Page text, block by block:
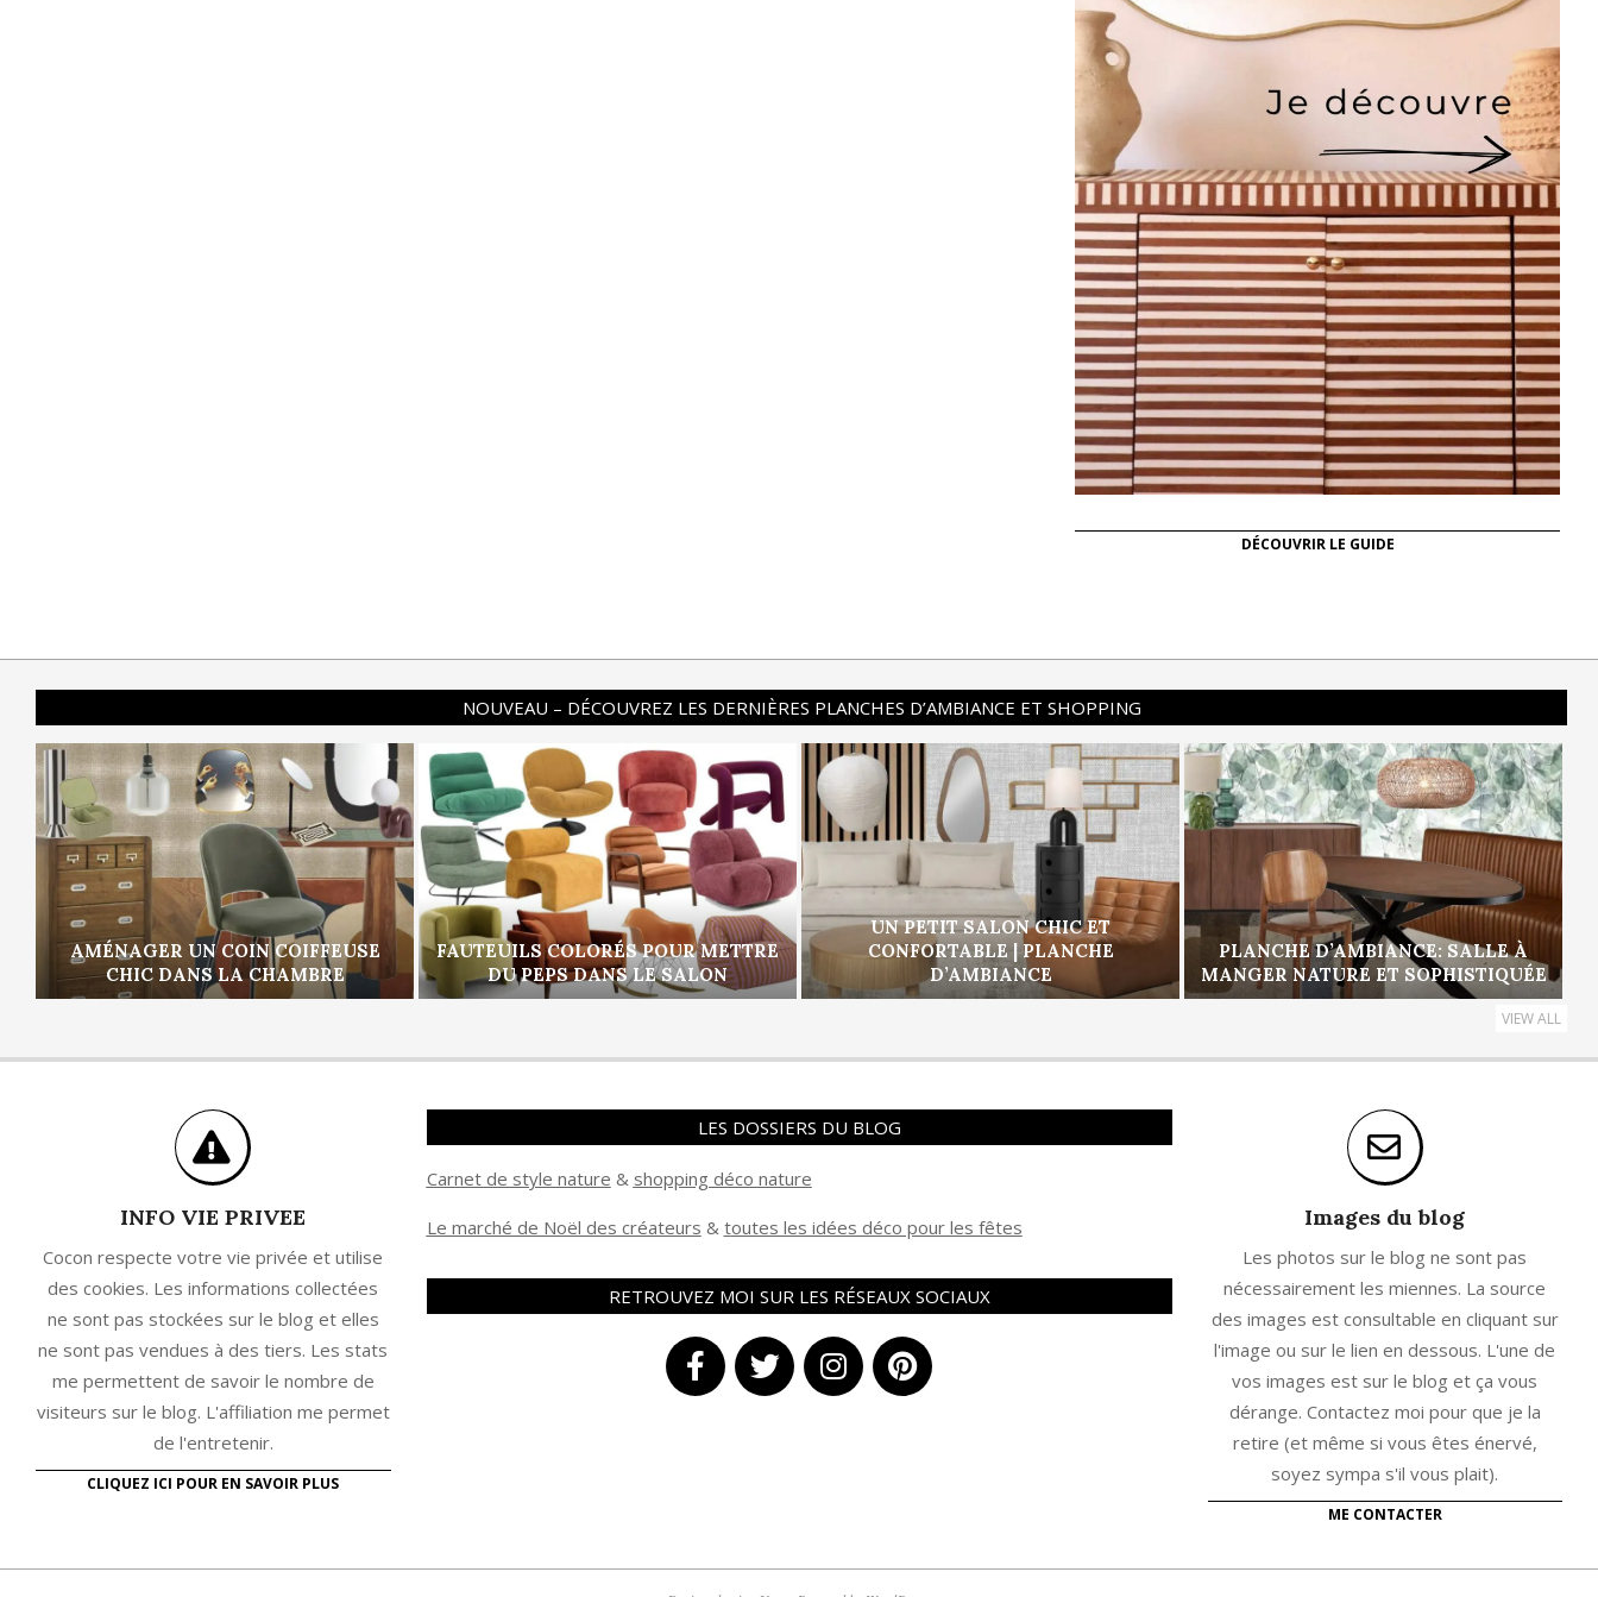
DÉCOUVRIR LE GUIDE
NOUVEAU – DÉCOUVREZ LES DERNIÈRES PLANCHES D’AMBIANCE ET SHOPPING
AMÉNAGER UN COIN COIFFEUSE
CHIC DANS LA CHAMBRE
FAUTEUILS COLORÉS POUR METTRE
DU PEPS DANS LE SALON
UN PETIT SALON CHIC ET
CONFORTABLE | PLANCHE
D’AMBIANCE
PLANCHE D’AMBIANCE: SALLE À
MANGER NATURE ET SOPHISTIQUÉE
VIEW ALL
INFO VIE PRIVEE
Cocon respecte votre vie privée et utilise
des cookies. Les informations collectées
ne sont pas stockées sur le blog et elles
ne sont pas vendues à des tiers. Les stats
me permettent de savoir le nombre de
visiteurs sur le blog. L'affiliation me permet
de l'entretenir.
CLIQUEZ ICI POUR EN SAVOIR PLUS
LES DOSSIERS DU BLOG
Carnet de style nature & shopping déco nature
Le marché de Noël des créateurs & toutes les idées déco pour les fêtes
RETROUVEZ MOI SUR LES RÉSEAUX SOCIAUX
Images du blog
Les photos sur le blog ne sont pas
nécessairement les miennes. La source
des images est consultable en cliquant sur
l'image ou sur le lien en dessous. L'une de
vos images est sur le blog et ça vous
dérange. Contactez moi pour que je la
retire (et même si vous êtes énervé,
soyez sympa s'il vous plait).
ME CONTACTER